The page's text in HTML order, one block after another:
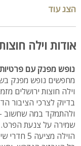
מערכת מיזוג אוויר בכל
קרוב לאטרקציות טבע
מוצא ועוד
הצג עוד
אודות וילה
נופש מפנק עם
מחפשים נופש מפנק
וילה חוצות ירושלים
בדיוק לצרכי הציבור
ולהתמקד במה שחשוב
שמירה על צנעת הפרט.
הוילה